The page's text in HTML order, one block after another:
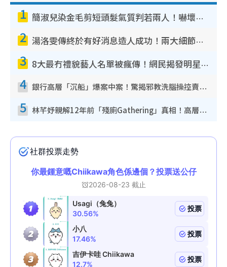
1 簡淑兒染金毛剪短頭髮氣質判若兩人！嚇壞老公麥大力都認唔出：「你做咩事？」
2 湯洛雯傳終於有好消息造人成功！兩大細節曝孕味極濃惹猜測：大肚婆先會咁！
3 8大最冇禮貌藝人名單被瘋傳！網民揭發明星真面目 一致數臭呢位係無品天花板？
4 銀行高層「沉船」爆案中案！驚揭邪教洗腦操控賣淫被吞600萬 幕後黑手講多錯多
5 林芊妤親解12年前「殘廁Gathering」真相！高層解約一句話重創尊嚴至今拒返TVB